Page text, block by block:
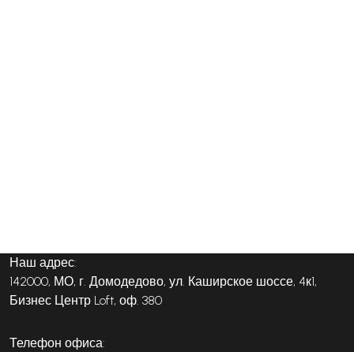
Наш адрес:
142000, МО, г. Домодедово, ул. Каширское шоссе, 4к1,
Бизнес Центр Loft, оф. 380
Телефон офиса: